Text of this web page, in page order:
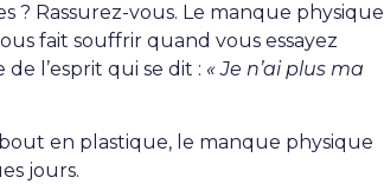
? Rassurez-vous. Le manque physique
fait souffrir quand vous essayez
de l’esprit qui se dit : « Je n’ai plus ma
en plastique, le manque physique
jours.